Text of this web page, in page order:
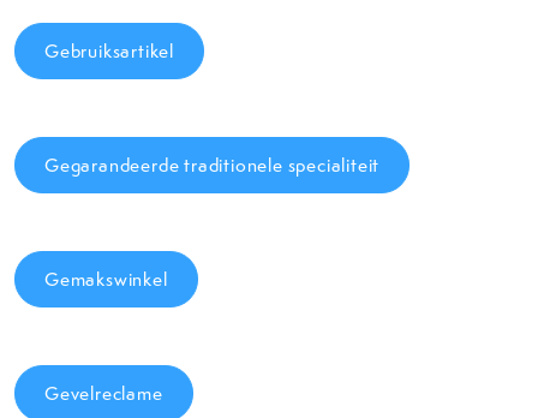
Gebruiksartikel
Gegarandeerde traditionele specialiteit
Gemakswinkel
Gevelreclame